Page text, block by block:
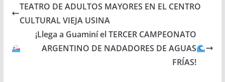
TEATRO DE ADULTOS MAYORES EN EL CENTRO
CULTURAL VIEJA USINA
¡Llega a Guaminí el TERCER CAMPEONATO
ARGENTINO DE NADADORES DE AGUAS
FRÍAS!